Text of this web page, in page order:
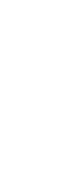
of
Spatial